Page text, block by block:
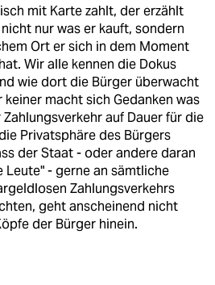
mit Karte zahlt, der erzählt
nur was er kauft, sondern
Ort er sich in dem Moment
Wir alle kennen die Dokus
wie dort die Bürger überwacht
keiner macht sich Gedanken was
auf Dauer für die
Privatsphäre des Bürgers
der Staat - oder andere daran
Leute" - gerne an sämtliche
Zahlungsverkehrs
geht anscheinend nicht
der Bürger hinein.